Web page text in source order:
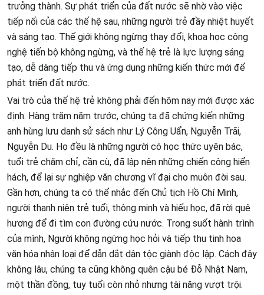
trưởng thành. Sự phát triển của đất nước sẽ nhờ vào việc
tiếp nối của các thế hệ sau, những người trẻ đầy nhiệt huyết
và sáng tạo. Thế giới không ngừng thay đổi, khoa học công
nghệ tiến bộ không ngừng, và thế hệ trẻ là lực lượng sáng
tạo, dễ dàng tiếp thu và ứng dụng những kiến thức mới để
phát triển đất nước.
Vai trò của thế hệ trẻ không phải đến hôm nay mới được xác
định. Hàng trăm năm trước, chúng ta đã chứng kiến những
anh hùng lưu danh sử sách như Lý Công Uẩn, Nguyễn Trãi,
Nguyễn Du. Họ đều là những người có học thức uyên bác,
tuổi trẻ chăm chỉ, cần cù, đã lập nên những chiến công hiển
hách, để lại sự nghiệp văn chương vĩ đại cho muôn đời sau.
Gần hơn, chúng ta có thể nhắc đến Chủ tịch Hồ Chí Minh,
người thanh niên trẻ tuổi, thông minh và hiếu học, đã rời quê
hương để đi tìm con đường cứu nước. Trong suốt hành trình
của mình, Người không ngừng học hỏi và tiếp thu tinh hoa
văn hóa nhân loại để dẫn dắt dân tộc giành độc lập. Cách đây
không lâu, chúng ta cũng không quên cậu bé Đỗ Nhật Nam,
một thần đồng, tuy tuổi còn nhỏ nhưng tài năng vượt trội.